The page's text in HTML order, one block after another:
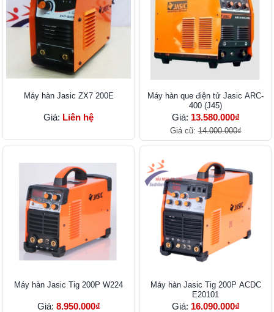
Máy hàn Jasic ZX7 200E
Giá: Liên hệ
Máy hàn que điện tử Jasic ARC-
400 (J45)
Giá: 13.580.000₫
Giá cũ:14.000.000₫
Máy hàn Jasic Tig 200P W224
Giá: 8.950.000₫
Máy hàn Jasic Tig 200P ACDC
E20101
Giá: 16.090.000₫